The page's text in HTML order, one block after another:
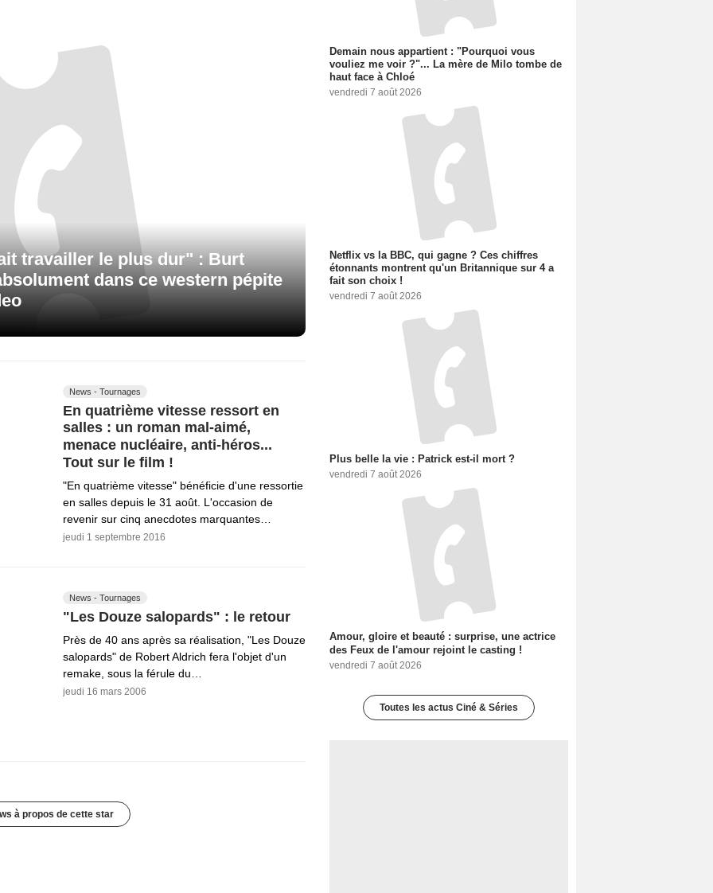
travailler le plus dur" : Burt
dans ce western pépite
News - Tournages
En quatrième vitesse ressort en
salles : un roman mal-aimé,
menace nucléaire, anti-héros...
Tout sur le film !
"En quatrième vitesse" bénéficie d'une ressortie
en salles depuis le 31 août. L'occasion de
revenir sur cinq anecdotes marquantes…
jeudi 1 septembre 2016
News - Tournages
"Les Douze salopards" : le retour
Près de 40 ans après sa réalisation, "Les Douze
salopards" de Robert Aldrich fera l'objet d'un
remake, sous la férule du…
jeudi 16 mars 2006
à propos de cette star
Demain nous appartient : "Pourquoi vous
vouliez me voir ?"... La mère de Milo tombe de
haut face à Chloé
vendredi 7 août 2026
Netflix vs la BBC, qui gagne ? Ces chiffres
étonnants montrent qu'un Britannique sur 4 a
fait son choix !
vendredi 7 août 2026
Plus belle la vie : Patrick est-il mort ?
vendredi 7 août 2026
Amour, gloire et beauté : surprise, une actrice
des Feux de l'amour rejoint le casting !
vendredi 7 août 2026
Toutes les actus Ciné & Séries